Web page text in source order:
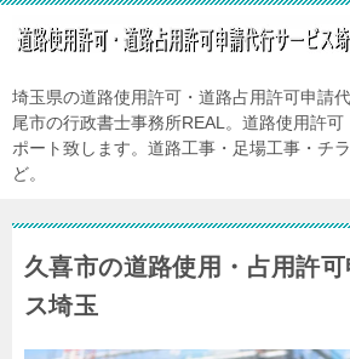
埼玉県の道路使用許可・道路占用許可申請
尾市の行政書士事務所REAL。道路使用許
ポート致します。道路工事・足場工事・チ
ど。
久喜市の道路使用・占用許
ス埼玉